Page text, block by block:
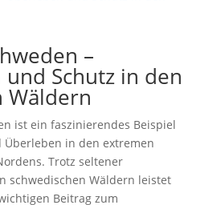
–
Schutz in den
Wäldern
ist ein faszinierendes Beispiel
in den extremen
Trotz seltener
schwedischen Wäldern leistet
Beitrag zum